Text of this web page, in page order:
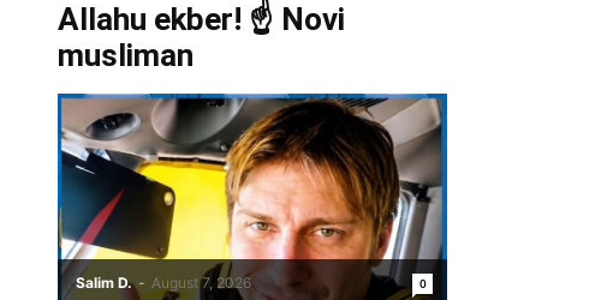
Allahu ekber! ☝️ Novi
musliman
Salim D. - August 7, 2026 0